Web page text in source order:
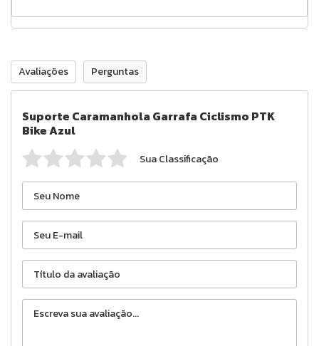
Avaliações Perguntas
Suporte Caramanhola Garrafa Ciclismo PTK
Bike Azul
Sua Classificação